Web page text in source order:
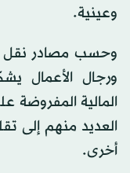
وعينية.
وحسب مصادر نقل
ورجال الأعمال
المالية المفروضة
العديد منهم إلى
أخرى.